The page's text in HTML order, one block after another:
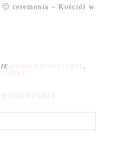
ceremonia – Kościół w
FOTOGRAFIA ŚLUBNA
ŚLUBNY
KOMENTARZE